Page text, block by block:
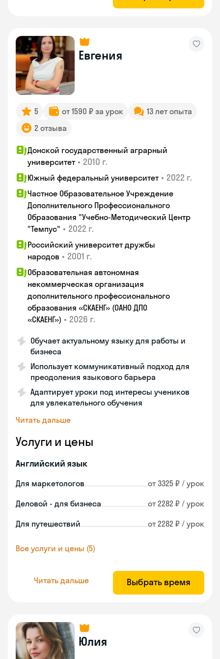
Евгения
5 от 1590 ₽ за урок
13 лет опыта
2 отзыва
Донской государственный аграрный
университет • 2010 г.
Южный федеральный университет • 2022 г.
Частное Образовательное Учреждение
Дополнительного Профессионального
Образования "Учебно-Методический Центр
"Темпус" • 2022 г.
Российский университет дружбы
народов • 2001 г.
Образовательная автономная
некоммерческая организация
дополнительного профессионального
образования «СКАЕНГ» (ОАНО ДПО
«СКАЕНГ») • 2026 г.
Обучает актуальному языку для работы и
бизнеса
Использует коммуникативный подход для
преодоления языкового барьера
Адаптирует уроки под интересы учеников
для увлекательного обучения
Читать дальше
Услуги и цены
Английский язык
Для маркетологов от 3325 ₽ / урок
Деловой - для бизнеса от 2282 ₽ / урок
Для путешествий от 2282 ₽ / урок
Все услуги и цены (5)
Читать дальше Выбрать время
Юлия